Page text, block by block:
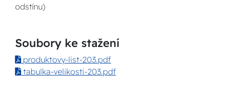
odstínu)
Soubory ke stažení
produktovy-list-203.pdf
tabulka-velikosti-203.pdf